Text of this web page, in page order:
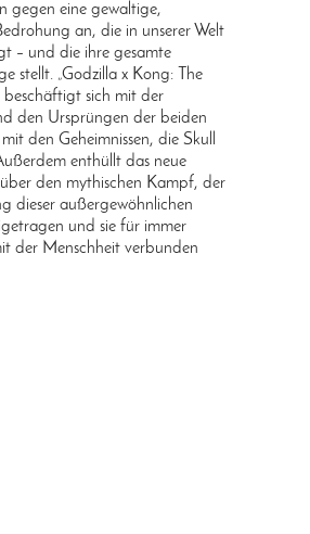
gegen eine gewaltige,
an, die in unserer Welt
– und die ihre gesamte
stellt. „Godzilla x Kong: The
beschäftigt sich mit der
den Ursprüngen der beiden
mit den Geheimnissen, die Skull
enthüllt das neue
den mythischen Kampf, der
dieser außergewöhnlichen
und sie für immer
der Menschheit verbunden